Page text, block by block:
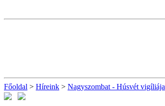
Főoldal > Híreink > Nagyszombat - Húsvét vigíliája